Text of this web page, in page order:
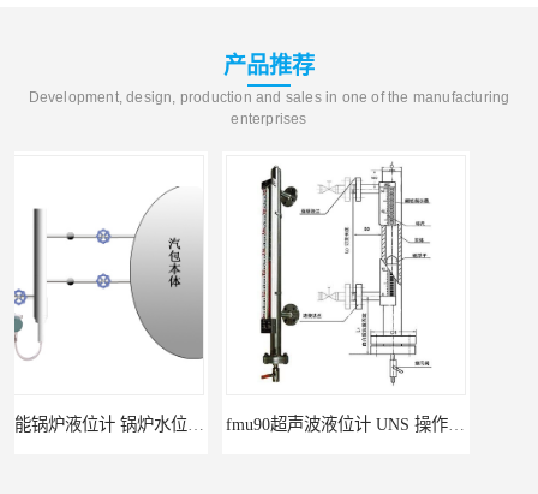
产品推荐
Development, design, production and sales in one of the manufacturing
enterprises
fmu90超声波液位计 UNS 操作简单